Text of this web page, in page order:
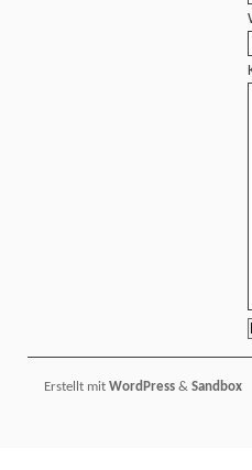
Erstellt mit WordPress & Sandbox